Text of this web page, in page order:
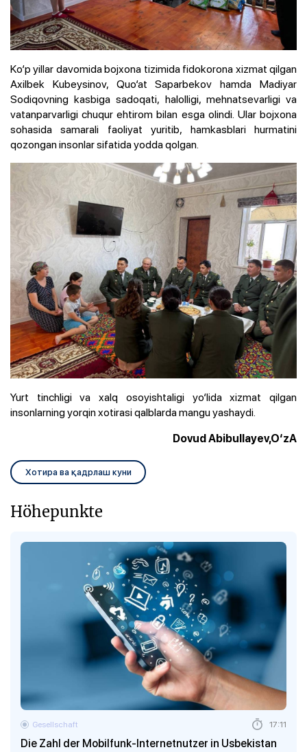
Ko‘p yillar davomida bojxona tizimida fidokorona xizmat qilgan
Axilbek Kubeysinov, Quo‘at Saparbekov hamda Madiyar
Sodiqovning kasbiga sadoqati, halolligi, mehnatsevarligi va
vatanparvarligi chuqur ehtirom bilan esga olindi. Ular bojxona
sohasida samarali faoliyat yuritib, hamkasblari hurmatini
qozongan insonlar sifatida yodda qolgan.
Yurt tinchligi va xalq osoyishtaligi yo‘lida xizmat qilgan
insonlarning yorqin xotirasi qalblarda mangu yashaydi.
Dovud Abibullayev,O‘zA
Хотира ва қадрлаш куни
Höhepunkte
Die Zahl der Mobilfunk-Internetnutzer in Usbekistan
Gesellschaft 17:11